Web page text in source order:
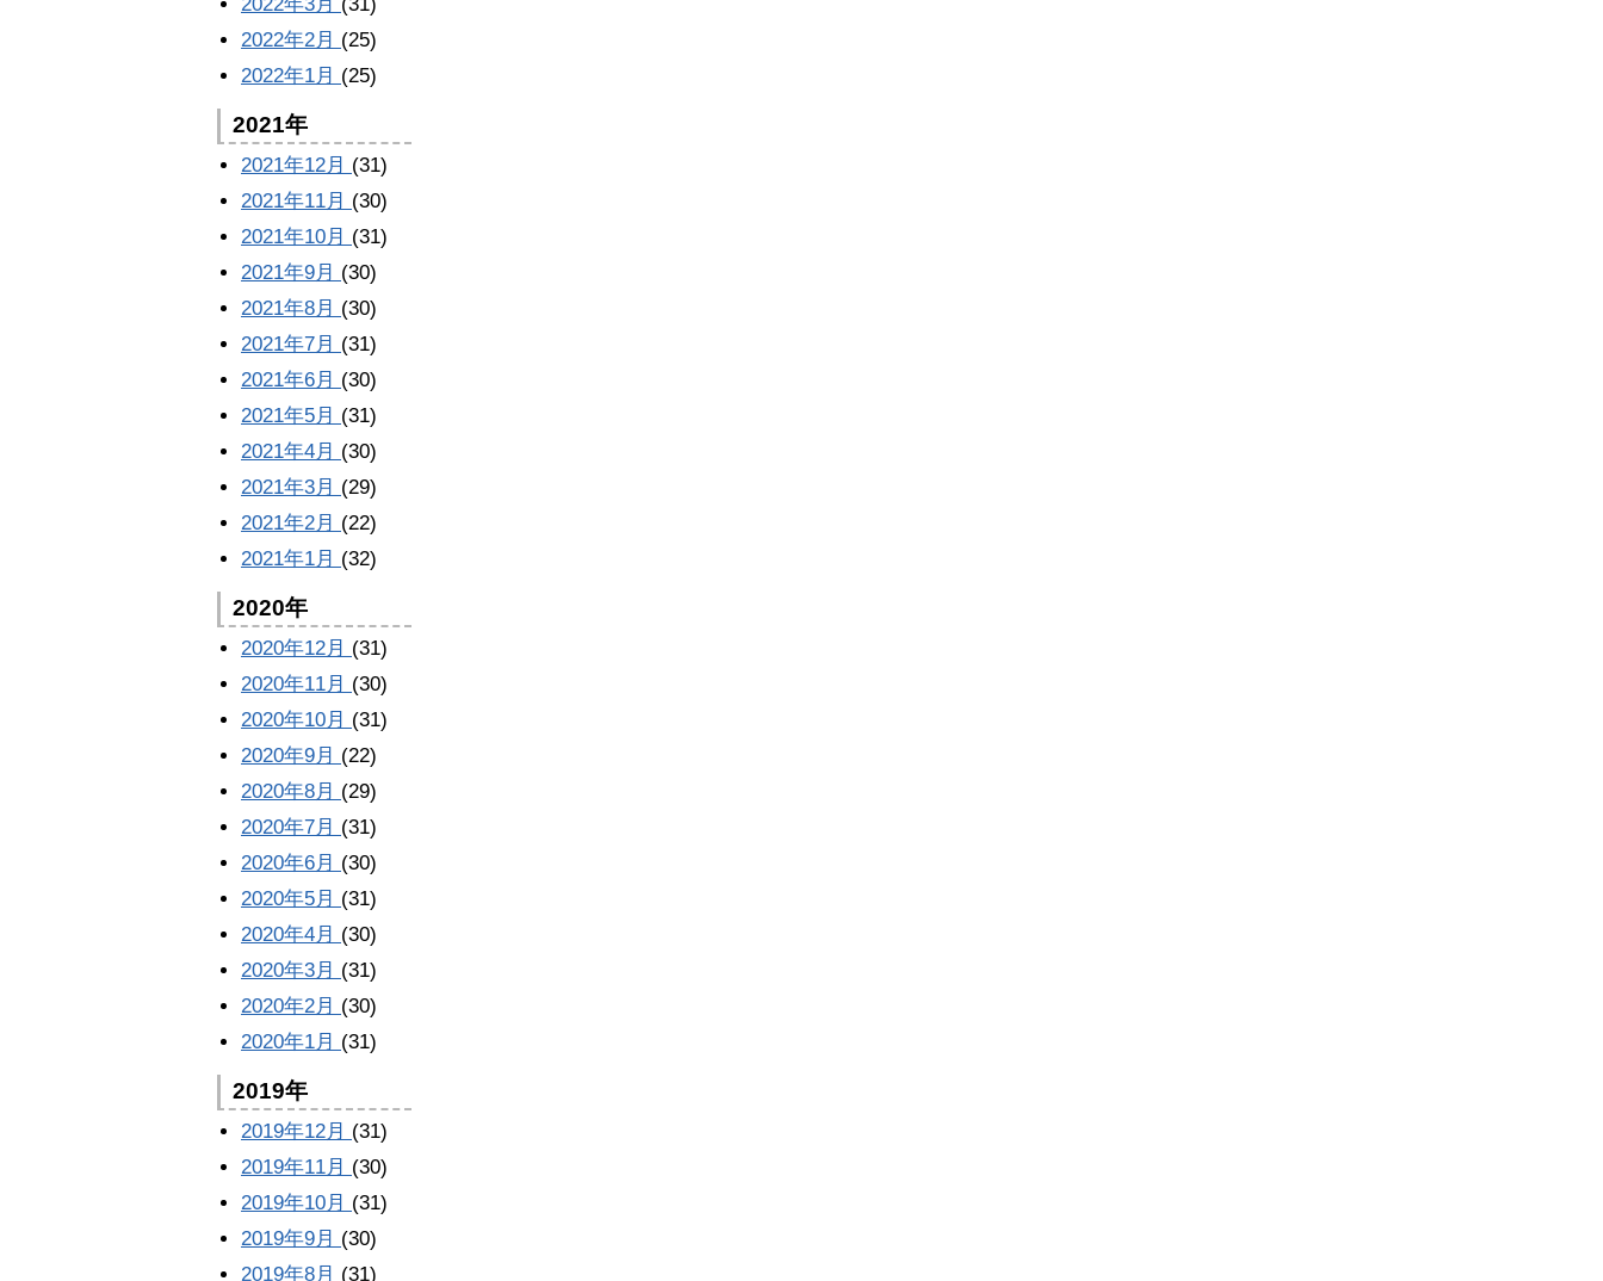
2022年2月 (25)
2022年1月 (25)
2021年
2021年12月 (31)
2021年11月 (30)
2021年10月 (31)
2021年9月 (30)
2021年8月 (30)
2021年7月 (31)
2021年6月 (30)
2021年5月 (31)
2021年4月 (30)
2021年3月 (29)
2021年2月 (22)
2021年1月 (32)
2020年
2020年12月 (31)
2020年11月 (30)
2020年10月 (31)
2020年9月 (22)
2020年8月 (29)
2020年7月 (31)
2020年6月 (30)
2020年5月 (31)
2020年4月 (30)
2020年3月 (31)
2020年2月 (30)
2020年1月 (31)
2019年
2019年12月 (31)
2019年11月 (30)
2019年10月 (31)
2019年9月 (30)
2019年8月 (31)